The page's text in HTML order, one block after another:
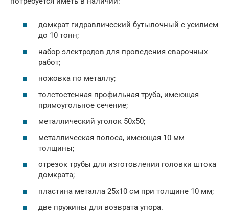
домкрат гидравлический бутылочный с усилием
до 10 тонн;
набор электродов для проведения сварочных
работ;
ножовка по металлу;
толстостенная профильная труба, имеющая
прямоугольное сечение;
металлический уголок 50х50;
металлическая полоса, имеющая 10 мм
толщины;
отрезок трубы для изготовления головки штока
домкрата;
пластина металла 25х10 см при толщине 10 мм;
две пружины для возврата упора.